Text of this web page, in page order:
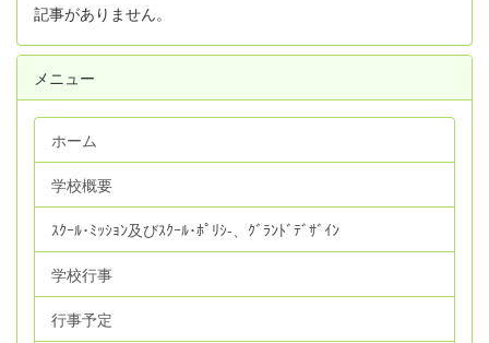
記事がありません。
メニュー
ホーム
学校概要
ｽｸｰﾙ･ﾐｯｼｮﾝ及びｽｸｰﾙ･ﾎﾟﾘｼ‐、ｸﾞﾗﾝﾄﾞﾃﾞｻﾞｲﾝ
学校行事
行事予定